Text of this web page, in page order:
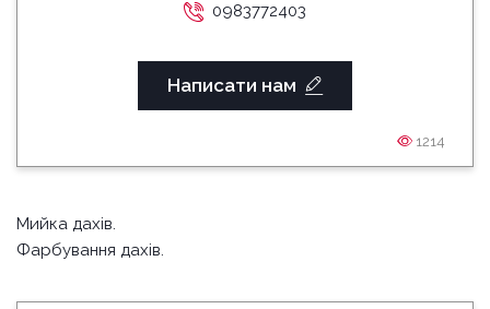
0983772403
Написати нам
1214
Мийка дахів.
Фарбування дахів.